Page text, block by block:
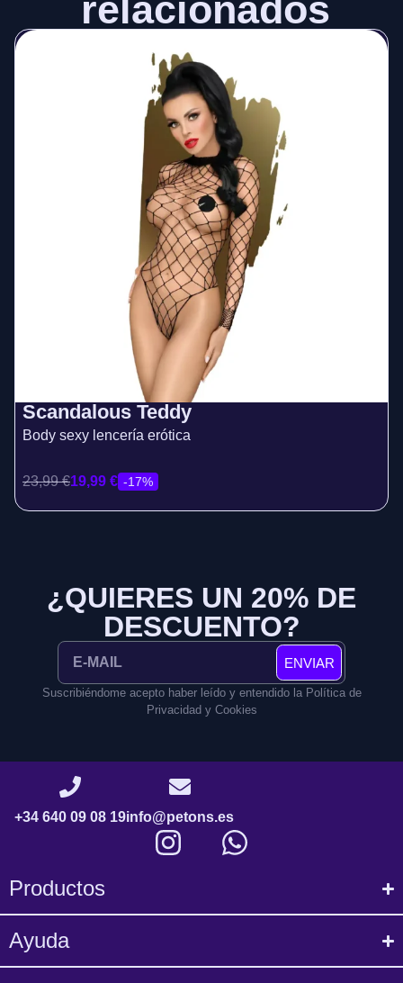
relacionados
Scandalous Teddy
Body sexy lencería erótica
23,99€19,99 € -17%
¿QUIERES UN 20% DE
DESCUENTO?
ENVIAR
Suscribiéndome acepto haber leído y entendido la Política de
Privacidad y Cookies
+34 640 09 08 19info@petons.es
Productos
Ayuda